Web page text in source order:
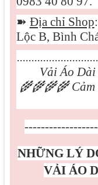
➽ Địa chỉ Shop
Lộc B, Bình
Vải Áo Dài
🌾🌾🌾🌾Cảm
NHỮNG LÝ
VẢI ÁO